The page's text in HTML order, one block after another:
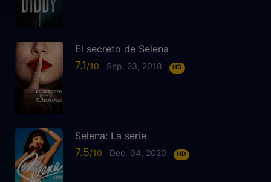
El secreto de Selena
7.1 Sep. 23, 2018 HD
Selena: La serie
7.5 Dec. 04, 2020 HD